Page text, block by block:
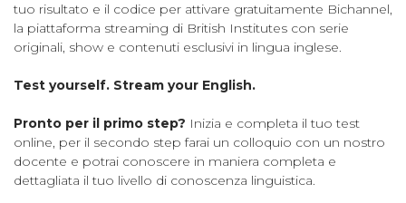
tuo risultato e il codice per attivare gratuitamente Bichannel,
la piattaforma streaming di British Institutes con serie
originali, show e contenuti esclusivi in lingua inglese.
Test yourself. Stream your English.
Pronto per il primo step? Inizia e completa il tuo test
online, per il secondo step farai un colloquio con un nostro
docente e potrai conoscere in maniera completa e
dettagliata il tuo livello di conoscenza linguistica.